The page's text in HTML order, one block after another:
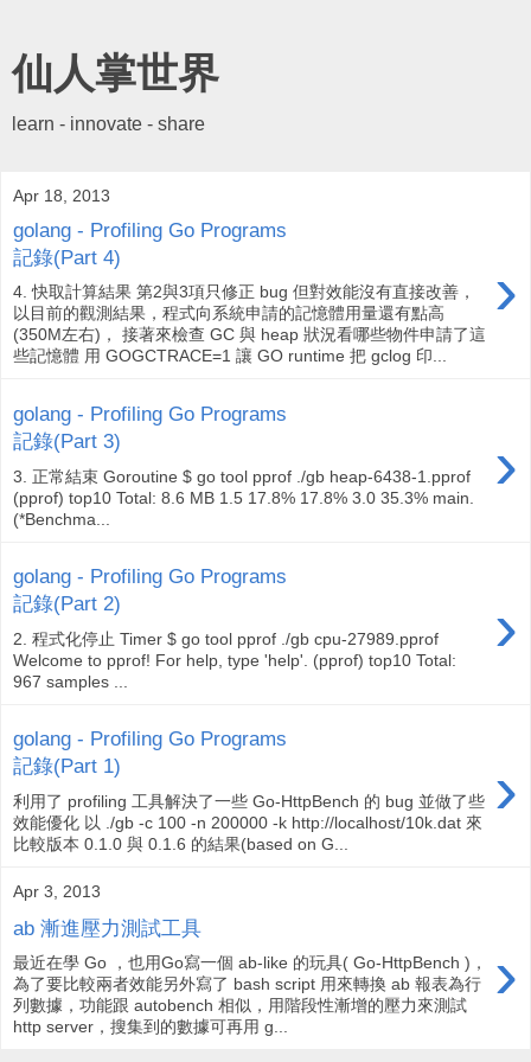
仙人掌世界
learn - innovate - share
Apr 18, 2013
golang - Profiling Go Programs
記錄(Part 4)
›
4. 快取計算結果 第2與3項只修正 bug 但對效能沒有直接改善，
以目前的觀測結果，程式向系統申請的記憶體用量還有點高
(350M左右)， 接著來檢查 GC 與 heap 狀況看哪些物件申請了這
些記憶體 用 GOGCTRACE=1 讓 GO runtime 把 gclog 印...
golang - Profiling Go Programs
記錄(Part 3)
›
3. 正常結束 Goroutine $ go tool pprof ./gb heap-6438-1.pprof
(pprof) top10 Total: 8.6 MB 1.5 17.8% 17.8% 3.0 35.3% main.
(*Benchma...
golang - Profiling Go Programs
記錄(Part 2)
›
2. 程式化停止 Timer $ go tool pprof ./gb cpu-27989.pprof
Welcome to pprof! For help, type 'help'. (pprof) top10 Total:
967 samples ...
golang - Profiling Go Programs
記錄(Part 1)
›
利用了 profiling 工具解決了一些 Go-HttpBench 的 bug 並做了些
效能優化 以 ./gb -c 100 -n 200000 -k http://localhost/10k.dat 來
比較版本 0.1.0 與 0.1.6 的結果(based on G...
Apr 3, 2013
ab 漸進壓力測試工具
›
最近在學 Go ，也用Go寫一個 ab-like 的玩具( Go-HttpBench )，
為了要比較兩者效能另外寫了 bash script 用來轉換 ab 報表為行
列數據，功能跟 autobench 相似，用階段性漸增的壓力來測試
http server，搜集到的數據可再用 g...